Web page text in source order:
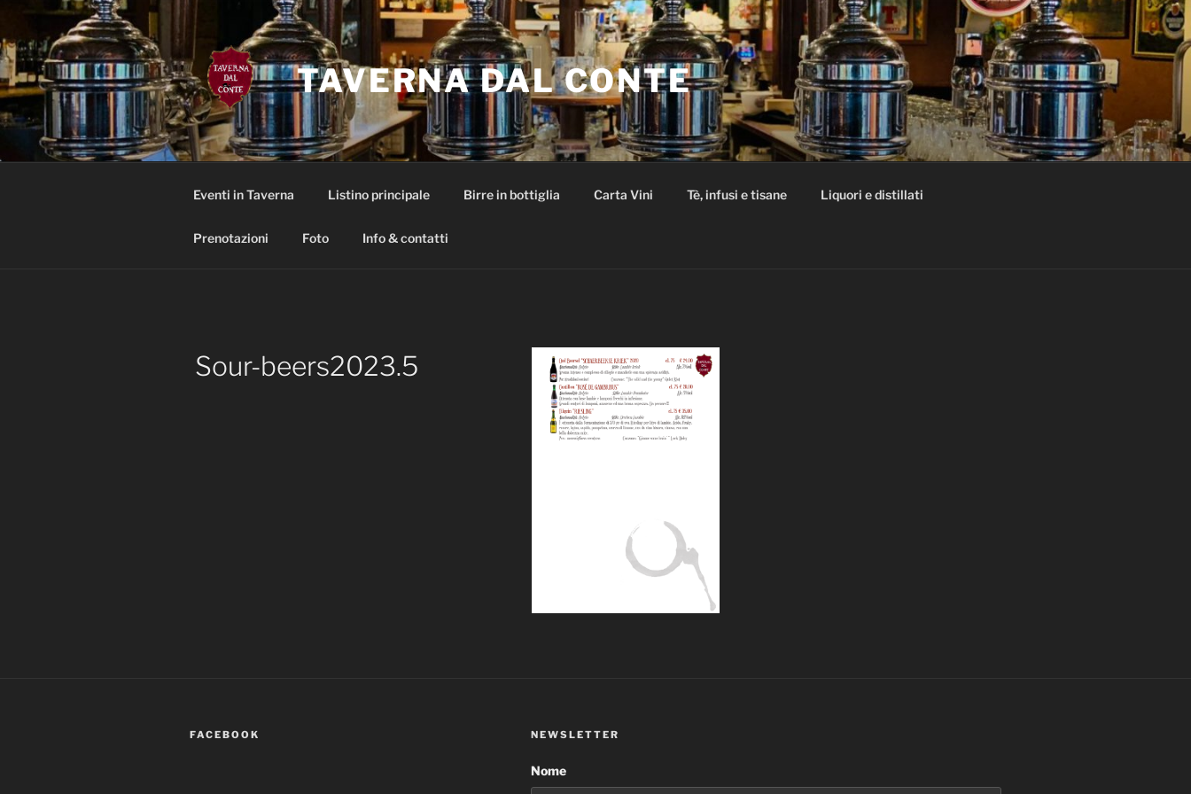
contenuto
TAVERNA DAL CONTE
Eventi in Taverna Listino principale Birre in bottiglia Carta Vini Tè, infusi e tisane Liquori e distillati
Prenotazioni Foto Info & contatti
Sour-beers2023.5
FACEBOOK NEWSLETTER
Nome